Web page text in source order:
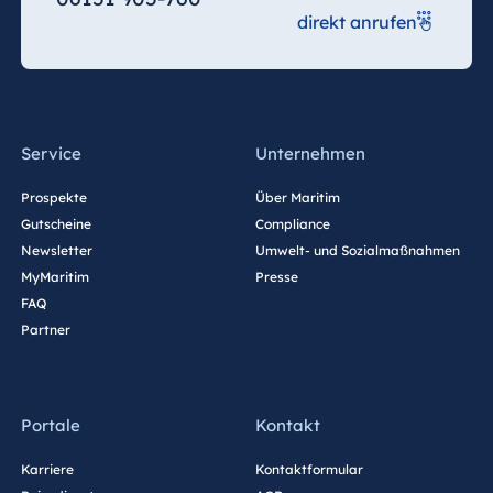
Jolie Ville Resort
Albanien
Hotel Plaza
Tirana
Resort Marina
Bay
Bulgarien
Hotel Paradise
direkt anrufen
Service
Prospekte
Gutscheine
Newsletter
MyMaritim
FAQ
Partner
Unternehmen
Über Maritim
Compliance
Umwelt- und Sozialmaßnahmen
Presse
Portale
Karriere
Kontakt
Kontaktformular